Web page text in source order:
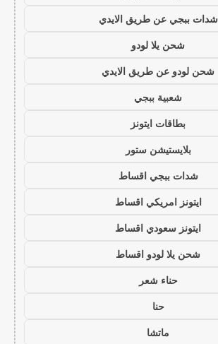
شدات ببجي عن طريق الايدي
شحن يلا لودو
شحن لودو عن طريق الايدي
شعبية ببجي
بطاقات ايتونز
بلايستيشن ستور
شدات ببجي اقساط
ايتونز امريكي اقساط
ايتونز سعودي اقساط
شحن يلا لودو اقساط
حناء شعر
حنا
ماتشا